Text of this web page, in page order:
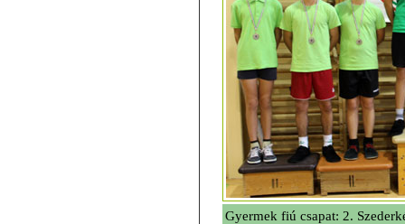
Gyermek fiú csapat: 2.